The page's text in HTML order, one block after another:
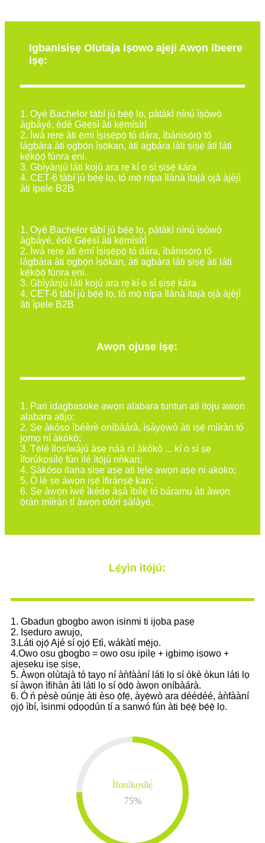
Igbanisiṣẹ Olutaja iṣowo ajeji Awọn ibeere
iṣẹ:
1. Oyè Bachelor tàbí jù bẹ́ẹ̀ lọ, pàtàkì nínú ìṣòwò
àgbáyé, èdè Gẹ̀ẹ́sì àti kẹ́mísírì
2. Ìwà rere àti ẹ̀mí ìṣiṣẹ́pọ̀ tó dára, ìbánisọ̀rọ̀ tó
lágbára àti ọgbọ́n ìṣọ̀kan, àti agbára láti ṣiṣẹ́ àti láti
kẹ́kọ̀ọ́ fúnra ẹni.
3. Gbìyànjú láti kojú ara rẹ kí o sì ṣiṣẹ́ kára
4. CET-6 tàbí jù bẹ́ẹ̀ lọ, tó mọ̀ nípa ìlànà ìtajà ọjà àjèjì
àti ìpele B2B
1. Oyè Bachelor tàbí jù bẹ́ẹ̀ lọ, pàtàkì nínú ìṣòwò
àgbáyé, èdè Gẹ̀ẹ́sì àti kẹ́mísírì
2. Ìwà rere àti ẹ̀mí ìṣiṣẹ́pọ̀ tó dára, ìbánisọ̀rọ̀ tó
lágbára àti ọgbọ́n ìṣọ̀kan, àti agbára láti ṣiṣẹ́ àti láti
kẹ́kọ̀ọ́ fúnra ẹni.
3. Gbìyànjú láti kojú ara rẹ kí o sì ṣiṣẹ́ kára
4. CET-6 tàbí jù bẹ́ẹ̀ lọ, tó mọ̀ nípa ìlànà ìtajà ọjà àjèjì
àti ìpele B2B
Awọn ojuse iṣẹ:
1. Pari idagbasoke awọn alabara tuntun ati itọju awọn
alabara atijọ;
2. Ṣe àkóso ìbéèrè oníbàárà, ìṣàyẹ̀wò àti iṣẹ́ mìíràn tó
jọmọ ní àkókò;
3. Tẹ̀lé ìlọsíwájú àṣẹ náà ní àkókò ... kí o sì ṣe
ìforúkọsílẹ̀ fún ilé ìtọ́jú nǹkan;
4. Ṣàkóso ilana ṣiṣe aṣẹ ati tẹle awọn aṣẹ ni akoko;
5. Ó lè ṣe àwọn iṣẹ́ ìfiránṣẹ́ kan;
6. Ṣe àwọn ìwé ìkéde àṣà ìbílẹ̀ tó báramu àti àwọn
ọ̀ràn mìíràn tí àwọn olórí ṣàlàyé.
Lẹ́yìn ìtọ́jú:
1. Gbadun gbogbo awọn isinmi ti ijọba paṣẹ
2. Iṣeduro awujọ,
3.Láti ọjọ́ Ajé sí ọjọ́ Ẹtì, wákàtí mẹ́jọ.
4.Owo osu gbogbo = owo osu ipilẹ + igbimọ iṣowo +
ajeseku iṣẹ ṣiṣe,
5. Àwọn olùtajà tó tayọ ní àǹfààní láti lọ sí òkè òkun láti lọ
sí àwọn ìfihàn àti láti lọ sí ọ̀dọ̀ àwọn oníbàárà.
6. Ó ń pèsè oúnjẹ àti èso ọ̀fẹ́, àyẹ̀wò ara déédéé, àǹfààní
ọjọ́ ìbí, ìsinmi ọdọọdún tí a sanwó fún àti bẹ́ẹ̀ bẹ́ẹ̀ lọ.
Ìforúkọsílẹ̀
75%